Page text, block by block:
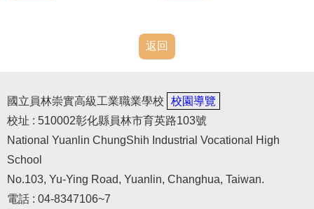
返回
國立員林崇實高級工業職業學校
校園導覽
校址 : 510002彰化縣員林市育英路103號
National Yuanlin ChungShih Industrial Vocational High
School
No.103, Yu-Ying Road, Yuanlin, Changhua, Taiwan.
電話 : 04-8347106~7